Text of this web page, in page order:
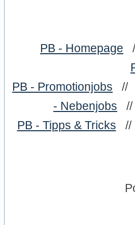
PB - Homepage
PB - Promotionjobs //
- Nebenjobs //
PB - Tipps & Tricks //